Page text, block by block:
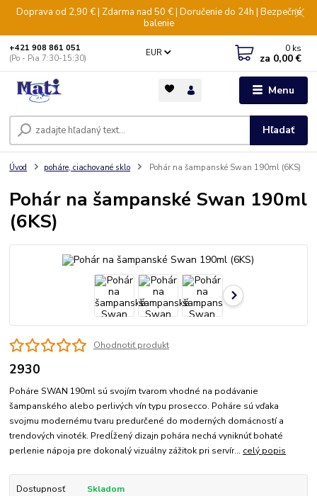
Doprava od 2,90 € | Zdarma nad 50 € | Doručenie do 24h | Bezpečné
balenie
Menu
EUR
Hľadať
+421 908 861 051
(Po - Pia 7:30-15:30)
0 ks
za 0,00 €
Úvod poháre, ciachované sklo Pohár na šampanské Swan 190ml (6KS)
Pohár na šampanské Swan 190ml
(6KS)
Ohodnotiť produkt
2930
Poháre SWAN 190ml sú svojím tvarom vhodné na podávanie
šampanského alebo perlivých vín typu prosecco. Poháre sú vďaka
svojmu modernému tvaru predurčené do moderných domácností a
trendových vinoték. Predĺžený dizajn pohára nechá vyniknúť bohaté
perlenie nápoja pre dokonalý vizuálny zážitok pri servír... celý popis
Dostupnosť Skladom